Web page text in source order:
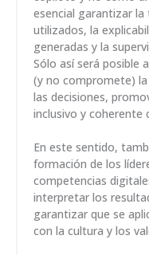
esencial garantizar
utilizados, la
generadas y la
Sólo así será posible
(y no compromete)
las decisiones,
inclusivo y coherente
En este sentido,
formación de los
competencias
interpretar los
garantizar que se
con la cultura y los